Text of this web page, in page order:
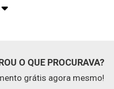
O QUE PROCURAVA?
grátis agora mesmo!